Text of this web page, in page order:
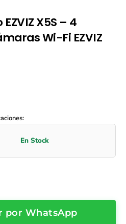
X5S – 4
Wi-Fi EZVIZ
por WhatsApp